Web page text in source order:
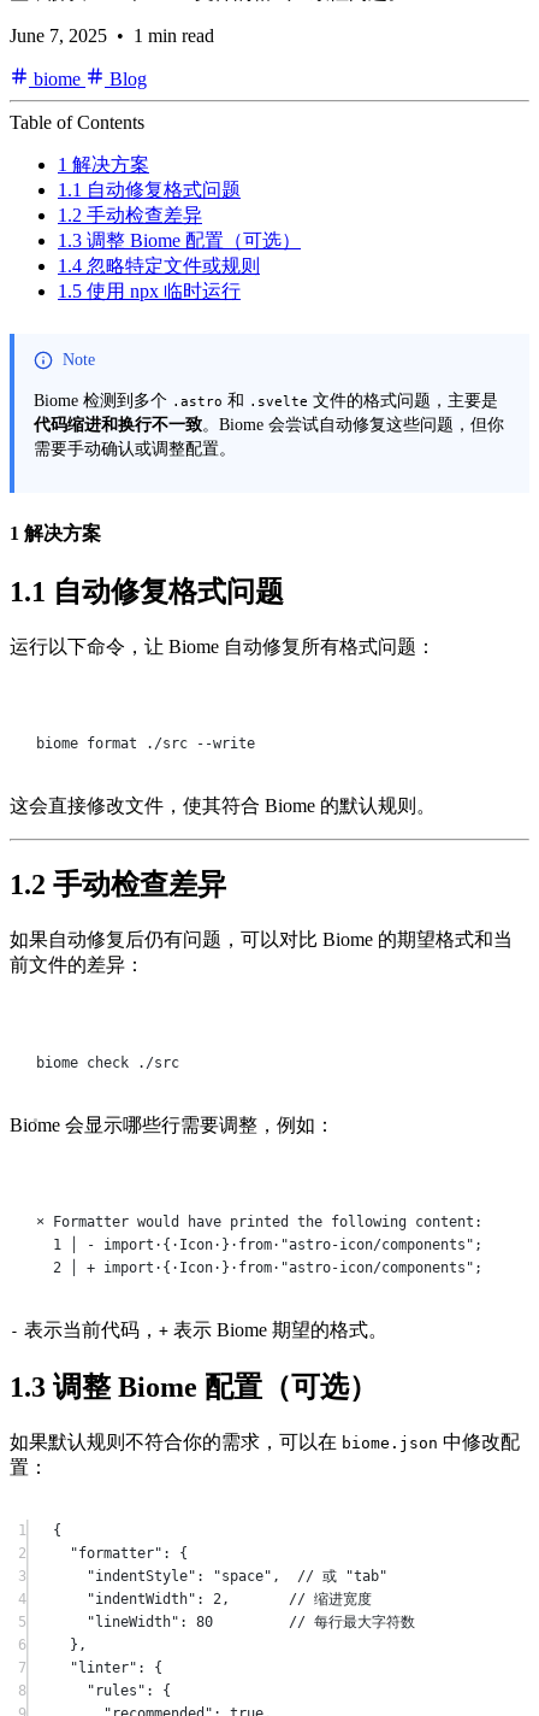
June 7, 2025 • 1 min read
biome Blog
Table of Contents
1 解决方案
1.1 自动修复格式问题
1.2 手动检查差异
1.3 调整 Biome 配置（可选）
1.4 忽略特定文件或规则
1.5 使用 npx 临时运行
Note
Biome 检测到多个 .astro 和 .svelte 文件的格式问题，主要是
代码缩进和换行不一致。Biome 会尝试自动修复这些问题，但你
需要手动确认或调整配置。
1 解决方案
1.1 自动修复格式问题
运行以下命令，让 Biome 自动修复所有格式问题：
biome format ./src --write
这会直接修改文件，使其符合 Biome 的默认规则。
1.2 手动检查差异
如果自动修复后仍有问题，可以对比 Biome 的期望格式和当
前文件的差异：
biome check ./src
Biome 会显示哪些行需要调整，例如：
× Formatter would have printed the following
content:
1
- import·{·Icon·}·from·"astro-icon/components" ;
2
+ import·{·Icon·}·from·"astro-icon/components" ;
- 表示当前代码， + 表示 Biome 期望的格式。
1.3 调整 Biome 配置（可选）
如果默认规则不符合你的需求，可以在 biome.json 中修改配
置：
1
{
2
"formatter" : {
3
"indentStyle" : "space" ,
// 或 "tab"
4
"indentWidth" : 2,
// 缩进宽度
5
"lineWidth" : 80
// 每行最大字符数
6
},
7
"linter" : {
8
"rules" : {